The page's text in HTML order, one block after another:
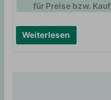
Weiterlesen
für Preise bzw. Kauf